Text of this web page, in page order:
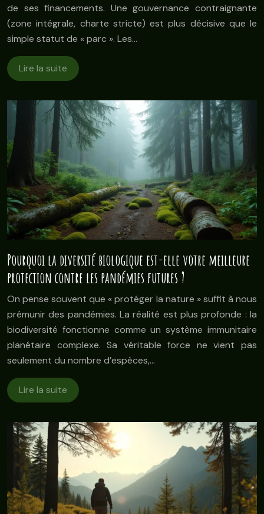
de ses financements. Une gouvernance contraignante
(zone intégrale, charte stricte) est plus décisive que le
simple statut de « parc ». Les…
Lire la suite
Pourquoi la diversité biologique est-elle votre meilleure
protection contre les pandémies futures ?
On pense souvent que « protéger la nature » suffit à nous
prémunir des pandémies. La réalité est plus profonde : la
biodiversité fonctionne comme un système immunitaire
planétaire complexe. Sa véritable force ne vient pas
seulement du nombre d’espèces,…
Lire la suite